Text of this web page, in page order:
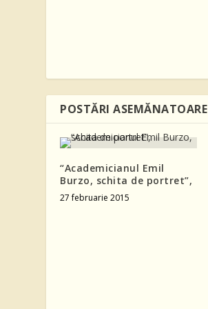
POSTĂRI ASEMĂNATOARE
“Academicianul Emil
Burzo, schita de portret”,
27 februarie 2015